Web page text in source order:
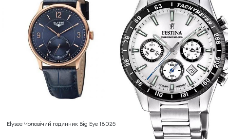
Elysee Чоловічий годинник Big Eye 18025